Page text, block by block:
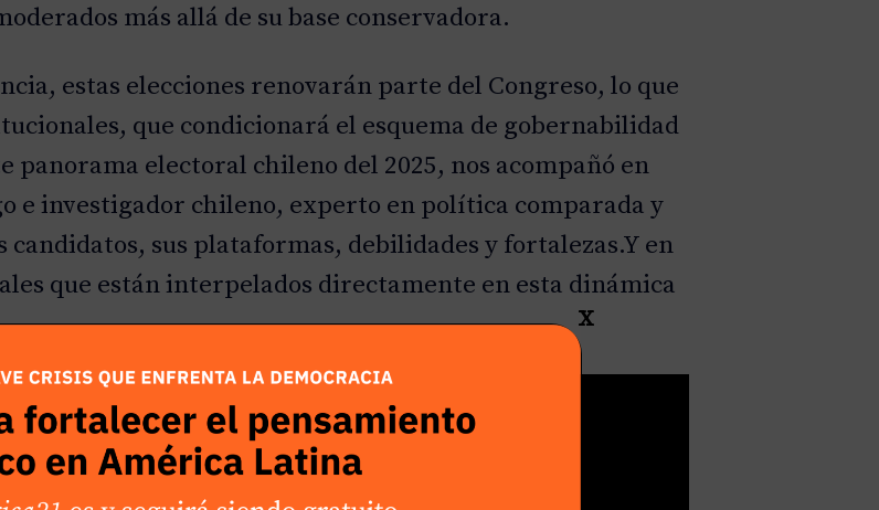
más allá de su base conservadora.
estas elecciones renovarán parte del Congreso, lo que
que condicionará el esquema de gobernabilidad
electoral chileno del 2025, nos acompañó en
e investigador chileno, experto en política comparada y
sus plataformas, debilidades y fortalezas.Y en
que están interpelados directamente en esta dinámica
X